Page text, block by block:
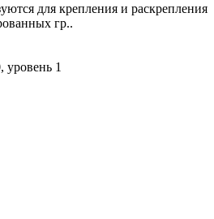
для крепления и раскрепления
гр..
уровень 1